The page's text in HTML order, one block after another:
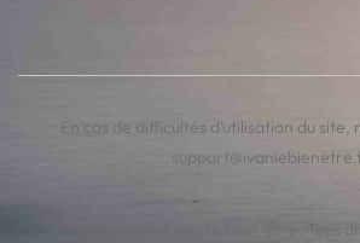
En cas de difficultés d’utilisation du
Copyright © Ivanie Bien-Être. Tous